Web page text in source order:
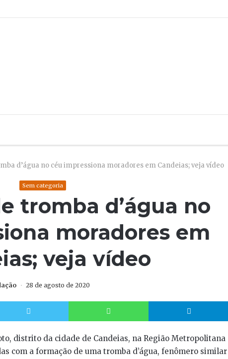
d’água no céu impressiona moradores em Candeias; veja vídeo
Sem categoria
tromba d’água no
moradores em
veja vídeo
28 de agosto de 2020
Twitter WhatsApp
distrito da cidade de Candeias, na Região Metropolitana
com a formação de uma tromba d’água, fenômero similar